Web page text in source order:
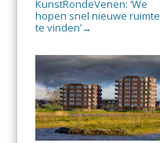
KunstRondeVenen: ‘We
hopen snel nieuwe ruimte
te vinden’→